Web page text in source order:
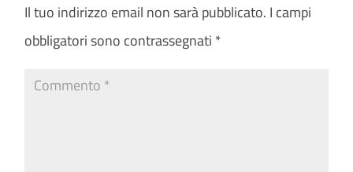
Il tuo indirizzo email non sarà pubblicato. I campi
obbligatori sono contrassegnati *